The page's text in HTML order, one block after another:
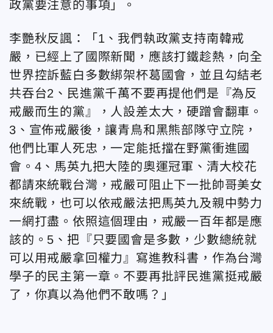
政黨要注意的事項」。
李艷秋反諷：「1、我們執政黨支持南韓戒
嚴，已經上了國際新聞，應該打鐵趁熱，向全
世界控訴藍白多數綁架杯葛國會，並且勾結老
共吞台2、民進黨千萬不要再提他們是『為反
戒嚴而生的黨』，人設差太大，硬蹭會翻車。
3、宣佈戒嚴後，讓青鳥和黑熊部隊守立院，
他們比軍人死忠，一定能抵擋在野黨衝進國
會。4、馬英九把大陸的奧運冠軍、清大校花
都請來統戰台灣，戒嚴可阻止下一批帥哥美女
來統戰，也可以依戒嚴法把馬英九及親中勢力
一網打盡。依照這個理由，戒嚴一百年都是應
該的。5、把『只要國會是多數，少數總統就
可以用戒嚴拿回權力』寫進教科書，作為台灣
學子的民主第一章。不要再批評民進黨挺戒嚴
了，你真以為他們不敢嗎？」